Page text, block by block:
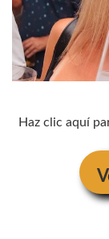
Haz clic aquí